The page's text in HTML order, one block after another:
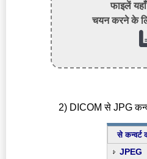
फाइलें
चयन करने के
2) DICOM से JPG
से कन्वर्ट
JPEG